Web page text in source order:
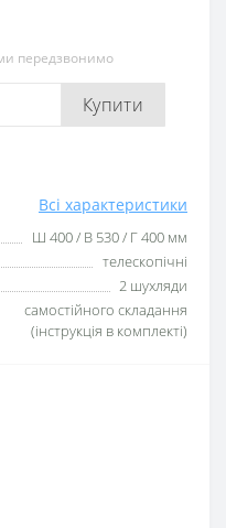
Всі характеристики
Ш 400 / В 530 / Г 400 мм
телескопічні
2 шухляди
самостійного складання
(інструкція в комплекті)
передзвонимо
Купити